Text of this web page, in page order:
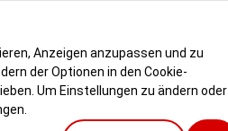
Anzeigen anzupassen und zu
der Optionen in den Cookie-
Um Einstellungen zu ändern oder